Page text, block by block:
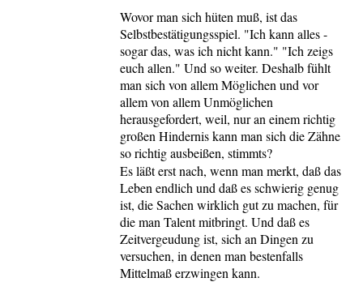
Wovor man sich hüten muß, ist das
Selbstbestätigungsspiel. "Ich kann alles -
sogar das, was ich nicht kann." "Ich zeigs
euch allen." Und so weiter. Deshalb fühlt
man sich von allem Möglichen und vor
allem von allem Unmöglichen
herausgefordert, weil, nur an einem richtig
großen Hindernis kann man sich die Zähne
so richtig ausbeißen, stimmts?
Es läßt erst nach, wenn man merkt, daß das
Leben endlich und daß es schwierig genug
ist, die Sachen wirklich gut zu machen, für
die man Talent mitbringt. Und daß es
Zeitvergeudung ist, sich an Dingen zu
versuchen, in denen man bestenfalls
Mittelmaß erzwingen kann.